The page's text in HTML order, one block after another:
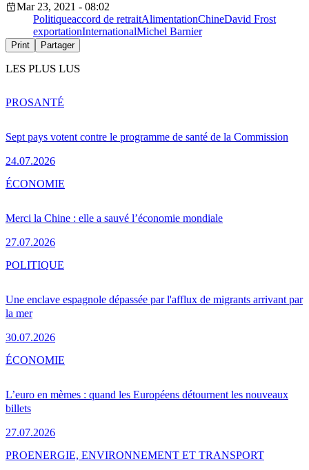
Mar 23, 2021 - 08:02
Politiqueaccord de retraitAlimentationChineDavid Frost
exportationInternationalMichel Barnier
Print Partager
LES PLUS LUS
Sept pays votent contre le programme de santé de la Commission
24.07.2026
PROSANTÉ
Merci la Chine : elle a sauvé l’économie mondiale
27.07.2026
ÉCONOMIE
Une enclave espagnole dépassée par l'afflux de migrants arrivant par
la mer
30.07.2026
POLITIQUE
L’euro en mèmes : quand les Européens détournent les nouveaux
billets
27.07.2026
ÉCONOMIE
PROENERGIE, ENVIRONNEMENT ET TRANSPORT